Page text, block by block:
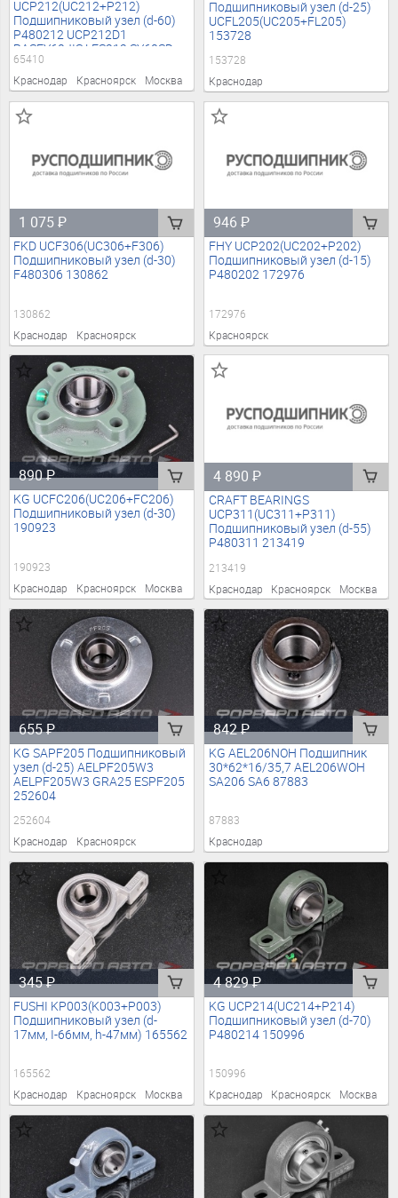
UCP212(UC212+P212)
Подшипниковый узел (d-60)
P480212 UCP212D1
RASEY60JIS LES212 SY60SD
SY60TB SY60TF 65410
65410
Краснодар
Красноярск Москва
Подшипниковый узел (d-25)
UCFL205(UC205+FL205)
153728
153728
Краснодар
1 075₽
FKD UCF306(UC306+F306)
Подшипниковый узел (d-30)
F480306 130862
130862
Краснодар
Красноярск
946₽
FHY UCP202(UC202+P202)
Подшипниковый узел (d-15)
P480202 172976
172976
Красноярск
890₽
KG UCFC206(UC206+FC206)
Подшипниковый узел (d-30)
190923
190923
Краснодар
Красноярск Москва
4 890₽
CRAFT BEARINGS
UCP311(UC311+P311)
Подшипниковый узел (d-55)
P480311 213419
213419
Краснодар
Красноярск Москва
655₽
KG SAPF205 Подшипниковый
узел (d-25) AELPF205W3
AELPF205W3 GRA25 ESPF205
252604
252604
Краснодар
Красноярск
842₽
KG AEL206NOH Подшипник
30*62*16/35,7 AEL206WOH
SA206 SA6 87883
87883
Краснодар
345₽
FUSHI KP003(K003+P003)
Подшипниковый узел (d-
17мм, I-66мм, h-47мм) 165562
165562
Краснодар
Красноярск Москва
4 829₽
KG UCP214(UC214+P214)
Подшипниковый узел (d-70)
P480214 150996
150996
Краснодар
Красноярск Москва